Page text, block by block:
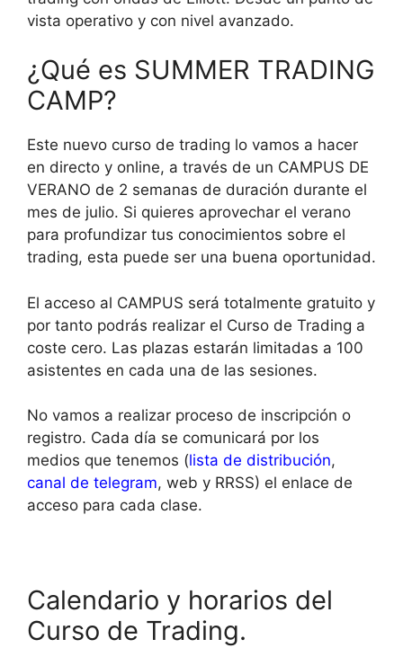
vista operativo y con nivel avanzado.
¿Qué es SUMMER TRADING
CAMP?
Este nuevo curso de trading lo vamos a hacer
en directo y online, a través de un CAMPUS DE
VERANO de 2 semanas de duración durante el
mes de julio. Si quieres aprovechar el verano
para profundizar tus conocimientos sobre el
trading, esta puede ser una buena oportunidad.
El acceso al CAMPUS será totalmente gratuito y
por tanto podrás realizar el Curso de Trading a
coste cero. Las plazas estarán limitadas a 100
asistentes en cada una de las sesiones.
No vamos a realizar proceso de inscripción o
registro. Cada día se comunicará por los
medios que tenemos (lista de distribución,
canal de telegram, web y RRSS) el enlace de
acceso para cada clase.
Calendario y horarios del
Curso de Trading.